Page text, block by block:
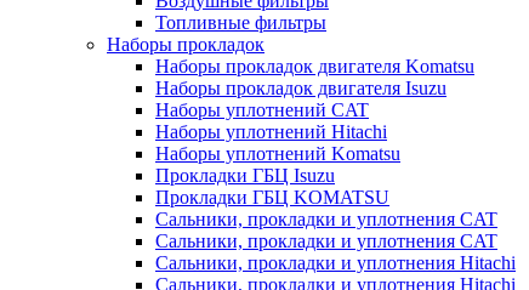
Топливные фильтры
Наборы прокладок
Наборы прокладок двигателя Komatsu
Наборы прокладок двигателя Isuzu
Наборы уплотнений CAT
Наборы уплотнений Hitachi
Наборы уплотнений Komatsu
Прокладки ГБЦ Isuzu
Прокладки ГБЦ KOMATSU
Сальники, прокладки и уплотнения CAT
Сальники, прокладки и уплотнения CAT
Сальники, прокладки и уплотнения Hitachi
Сальники, прокладки и уплотнения Hitachi